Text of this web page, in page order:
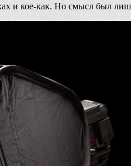
и кое-как. Но смысл был